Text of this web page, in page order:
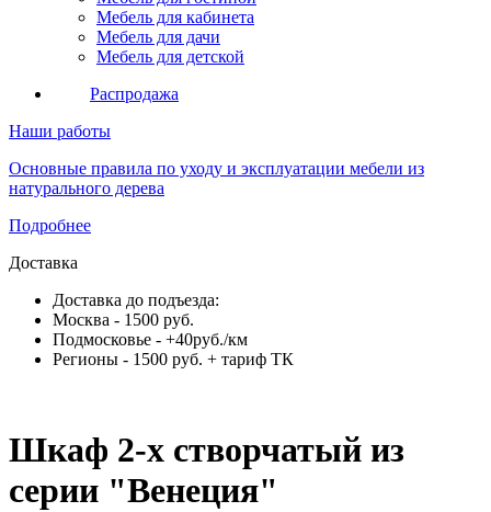
Мебель для кабинета
Мебель для дачи
Мебель для детской
Распродажа
Наши работы
Основные правила по уходу и эксплуатации мебели из
натурального дерева
Подробнее
Доставка
Доставка до подъезда:
Москва - 1500 руб.
Подмосковье - +40руб./км
Регионы - 1500 руб. + тариф ТК
Шкаф 2-х створчатый из
серии "Венеция"